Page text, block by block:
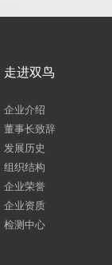
走进双鸟
企业介绍
董事长致辞
发展历史
组织结构
企业荣誉
企业资质
检测中心